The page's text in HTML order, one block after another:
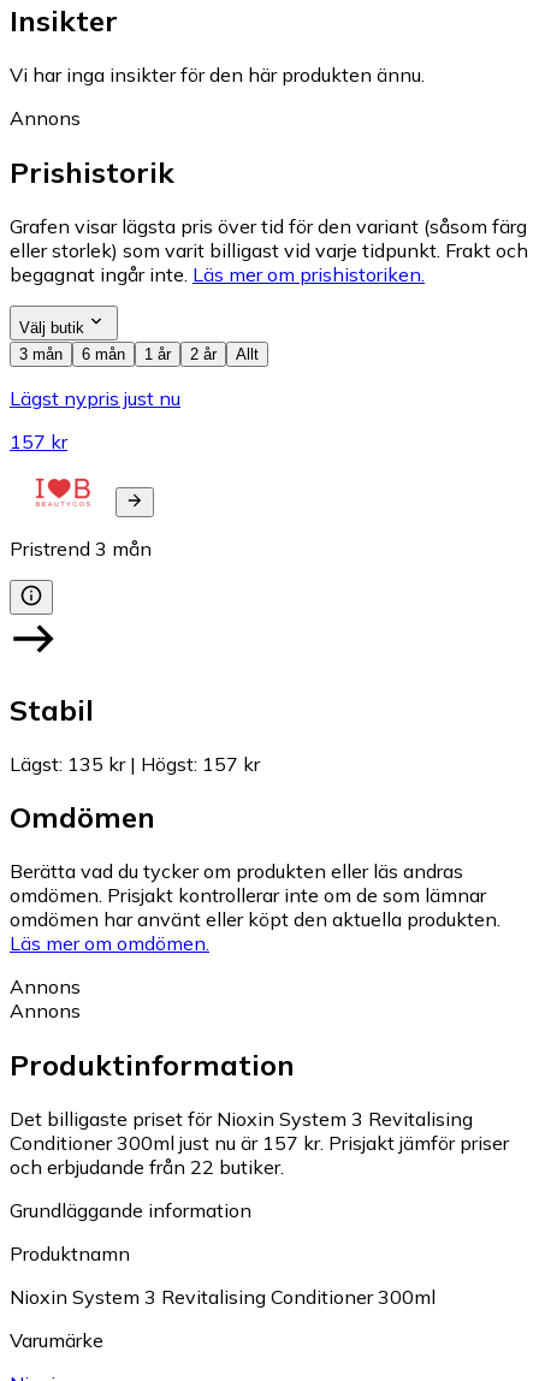
Insikter
Vi har inga insikter för den här produkten ännu.
Annons
Prishistorik
Grafen visar lägsta pris över tid för den variant (såsom färg
eller storlek) som varit billigast vid varje tidpunkt. Frakt och
begagnat ingår inte. Läs mer om prishistoriken.
Välj butik
3 mån
6 mån 1 år 2 år Allt
Lägst nypris just nu
157 kr
Pristrend 3 mån
Stabil
Lägst: 135 kr| Högst: 157 kr
Omdömen
Berätta vad du tycker om produkten eller läs andras
omdömen. Prisjakt kontrollerar inte om de som lämnar
omdömen har använt eller köpt den aktuella produkten.
Läs mer om omdömen.
Annons
Annons
Produktinformation
Det billigaste priset för Nioxin System 3 Revitalising
Conditioner 300ml just nu är 157 kr. Prisjakt jämför priser
och erbjudande från 22 butiker.
Grundläggande information
Produktnamn
Nioxin System 3 Revitalising Conditioner 300ml
Varumärke